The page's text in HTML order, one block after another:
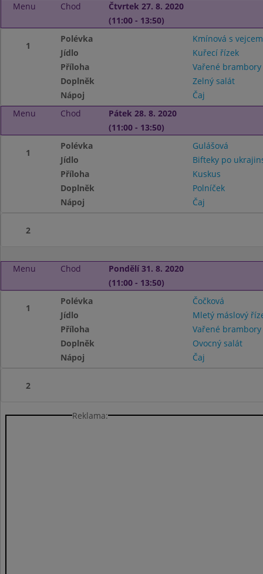
Menu
Chod
Čtvrtek 27. 8. 2020
(11:00 - 13:50)
1
Polévka
Kmínová s vejcem
Jídlo
Kuřecí řízek
Příloha
Vařené
Doplněk
Zelný salát
Nápoj
Čaj
Menu
Chod
Pátek 28. 8. 2020
(11:00 - 13:50)
1
Polévka
Gulášová
Jídlo
Bifteky po
Příloha
Kuskus
Doplněk
Polníček
Nápoj
Čaj
2
Menu Chod
Pondělí 31. 8. 2020
(11:00 - 13:50)
1
Polévka
Čočková
Jídlo
Mletý máslový
Příloha
Vařené
Doplněk
Ovocný salát
Nápoj
Čaj
2
Reklama: